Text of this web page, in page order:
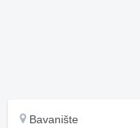
Bavanište